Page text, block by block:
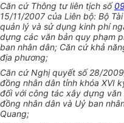
Căn cứ Thông tư liên tịch số
15/11/2007 của Liên bộ: Bộ
quản lý và sử dụng kinh phí
dựng các văn bản quy phạm
ban nhân dân; Căn cứ khả
địa phương;
Căn cứ Nghị quyết số 28/
đồng nhân dân tỉnh khóa XVI
đối với công tác xây dựng
đồng nhân dân và Uỷ ban
Quang;